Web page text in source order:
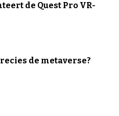
de Quest Pro VR-
de metaverse?